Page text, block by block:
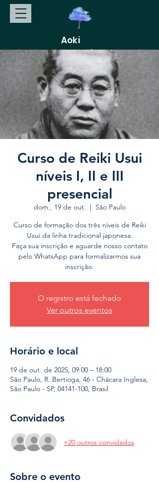
Aoki
Gakkai
Curso de Reiki Usui
níveis I, II e III
presencial
dom., 19 de out.
  |
São Paulo
Curso de formação dos três níveis de Reiki
Usui da linha tradicional japonesa.
Faça sua inscrição e aguarde nosso contato
pelo WhatsApp para formalizarmos sua
inscrição.
O registro está fechado
Ver outros eventos
Horário e local
19 de out. de 2025, 09:00 – 18:00
São Paulo, R. Bertioga, 46 - Chácara Inglesa,
São Paulo - SP, 04141-100, Brasil
Convidados
+20 outros convidados
Sobre o evento